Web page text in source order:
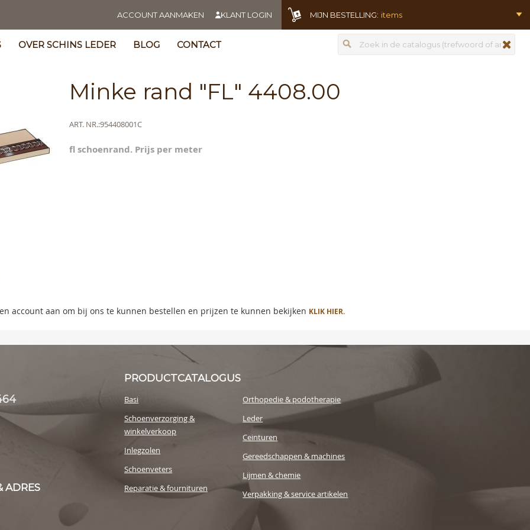
ACCOUNT AANMAKEN KLANT LOGIN MIJN BESTELLING: items
OVER SCHINS LEDER BLOG CONTACT Zoeken
Minke rand "FL" 4408.00
Meer
ART. NR.954408001C
fl schoenrand. Prijs per meter
account aan om bij ons te kunnen bestellen en prijzen te kunnen bekijken KLIK HIER.
ADRES
PRODUCTCATALOGUS
Basi
Schoenverzorging &
winkelverkoop
Inlegzolen
Schoenveters
Reparatie & fournituren
Orthopedie & podotherapie
Leder
Ceinturen
Gereedschappen & machines
Lijmen & chemie
Verpakking & service artikelen